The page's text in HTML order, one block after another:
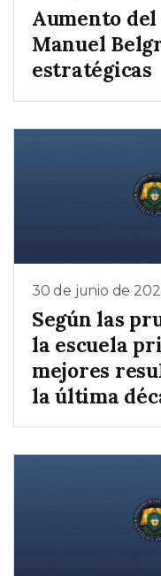
Aumento del
Manuel
estratégicas
30 de junio de
Según las
la escuela
mejores
la última